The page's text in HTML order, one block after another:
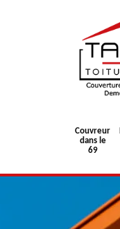
Couvreur
dans le
69